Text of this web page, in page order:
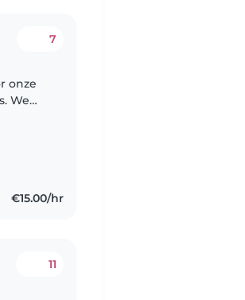
7
onze
We
€15.00/hr
11